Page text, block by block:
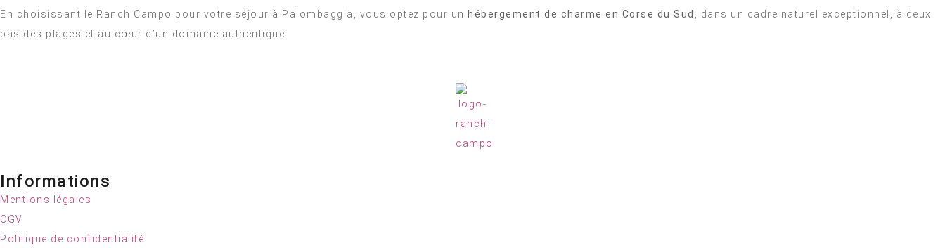
En choisissant le Ranch Campo pour votre séjour à Palombaggia, vous optez pour un hébergement de charme en Corse du Sud
, dans un cadre naturel exceptionnel, à deux
pas des plages et au cœur d’un domaine authentique.
Informations
Mentions légales
CGV
Politique de confidentialité